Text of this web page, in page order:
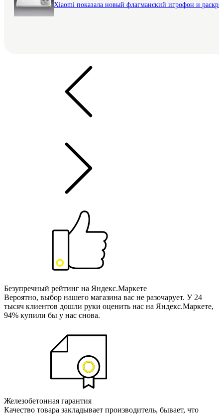
Xiaomi показала новый флагманский игрофон и
Безупречный рейтинг на Яндекс.Маркете
Вероятно, выбор нашего магазина вас не разочарует. У 24
тысяч клиентов дошли руки оценить нас на Яндекс.Маркете,
94% купили бы у нас снова.
Железобетонная гарантия
Качество товара закладывает производитель, бывает, что